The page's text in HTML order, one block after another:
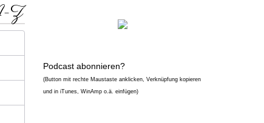
Z
Podcast abonnieren?
(Button mit rechte Maustaste anklicken, Verknüpfung kopieren
und in iTunes, WinAmp o.ä. einfügen)